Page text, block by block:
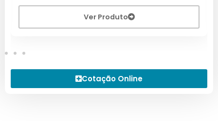
Ver Produto
Cotação Online